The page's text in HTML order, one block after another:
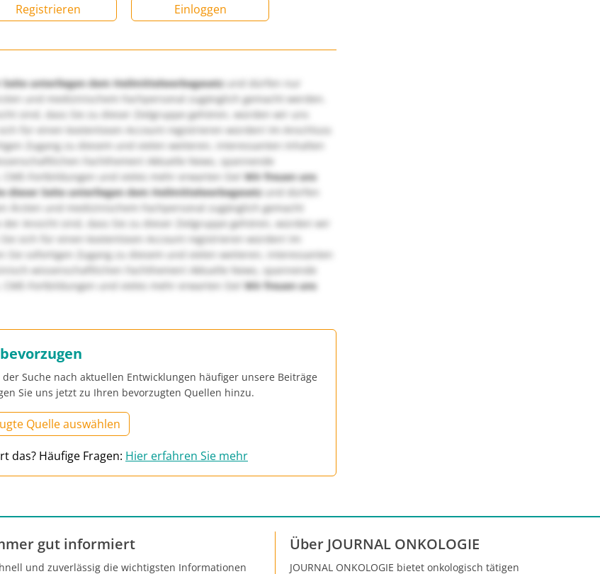
Registrieren Einloggen
unterliegen dem Heilmittelwerbegesetzund dürfen nur
und medizinischem Fachpersonal zugänglich gemacht werden.
sind, dass Sie zu dieser Zielgruppe gehören, würden wir uns
für einen kostenlosen Account registrieren würden! Im Anschluss
Zugang zu diesem und vielen weiteren, interessanten Inhalten
Fachthemen! Aktuelle News, spannende
CME-Fortbildungen und vieles mehr erwarten Sie!Wir freuen uns
dieser Seite unterliegen dem Heilmittelwerbegesetzund dürfen
Ärzten und medizinischem Fachpersonal zugänglich gemacht
der Ansicht sind, dass Sie zu dieser Zielgruppe gehören, würden wir
sich für einen kostenlosen Account registrieren würden! Im
Sie sofortigen Zugang zu diesem und vielen weiteren, interessanten
wissenschaftlichen Fachthemen! Aktuelle News, spannende
CME-Fortbildungen und vieles mehr erwarten Sie! Wir freuen uns
Suche nach aktuellen Entwicklungen häufiger unsere Beiträge
Sie uns jetzt zu Ihren bevorzugten Quellen hinzu.
Quelle auswählen
das? Häufige Fragen: Hier erfahren Sie mehr
gut informiert
und zuverlässig die wichtigsten Informationen
Über JOURNAL ONKOLOGIE
JOURNAL ONKOLOGIE bietet onkologisch tätigen